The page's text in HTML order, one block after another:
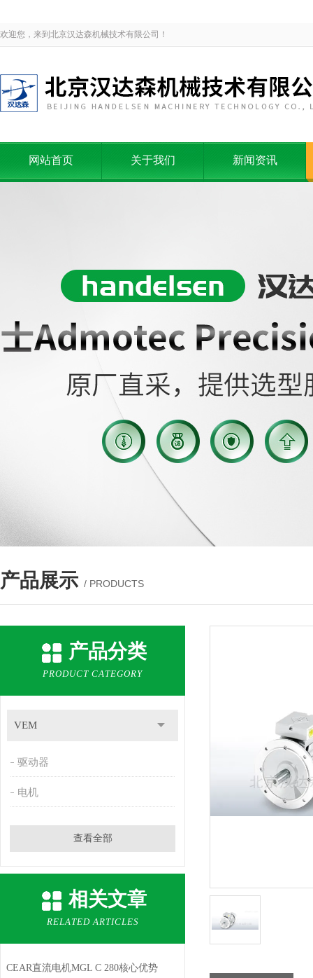
欢迎您，来到北京汉达森机械技术有限公司！
网站首页 关于我们 新闻资讯
产品展示 / PRODUCTS
产品分类
PRODUCT CATEGORY
VEM
驱动器
电机
查看全部
相关文章
RELATED ARTICLES
CEAR直流电机MGL C 280核心优势